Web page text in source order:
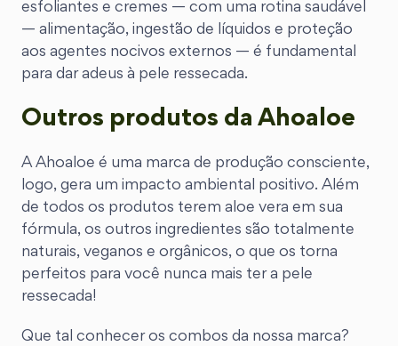
esfoliantes e cremes — com uma rotina saudável
— alimentação, ingestão de líquidos e proteção
aos agentes nocivos externos — é fundamental
para dar adeus à pele ressecada.
Outros produtos da Ahoaloe
A Ahoaloe é uma marca de produção consciente,
logo, gera um impacto ambiental positivo. Além
de todos os produtos terem aloe vera em sua
fórmula, os outros ingredientes são totalmente
naturais, veganos e orgânicos, o que os torna
perfeitos para você nunca mais ter a pele
ressecada!
Que tal conhecer os combos da nossa marca?